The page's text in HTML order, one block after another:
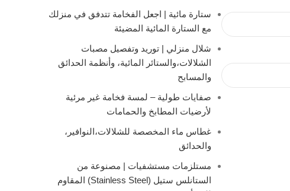
ستارة مائية | اجعل الفخامة تتدفق في منزلك
مع الستارة المائية المضيئة
شلال منزلي | توريد وتفصيل مصبات
الشلالات،والستائر المائية، وأنظمة الحدائق
والمسابح
صفايات طولية – لمسة فخامة غير مرئية
لأرضيات المطابخ والحمامات
غطاس ماء المخصصة للشلالات،النوافير،
والحدائق
مستلزمات مستشفيات | مصنوعة من
الستانلس ستيل (Stainless Steel) المقاوم